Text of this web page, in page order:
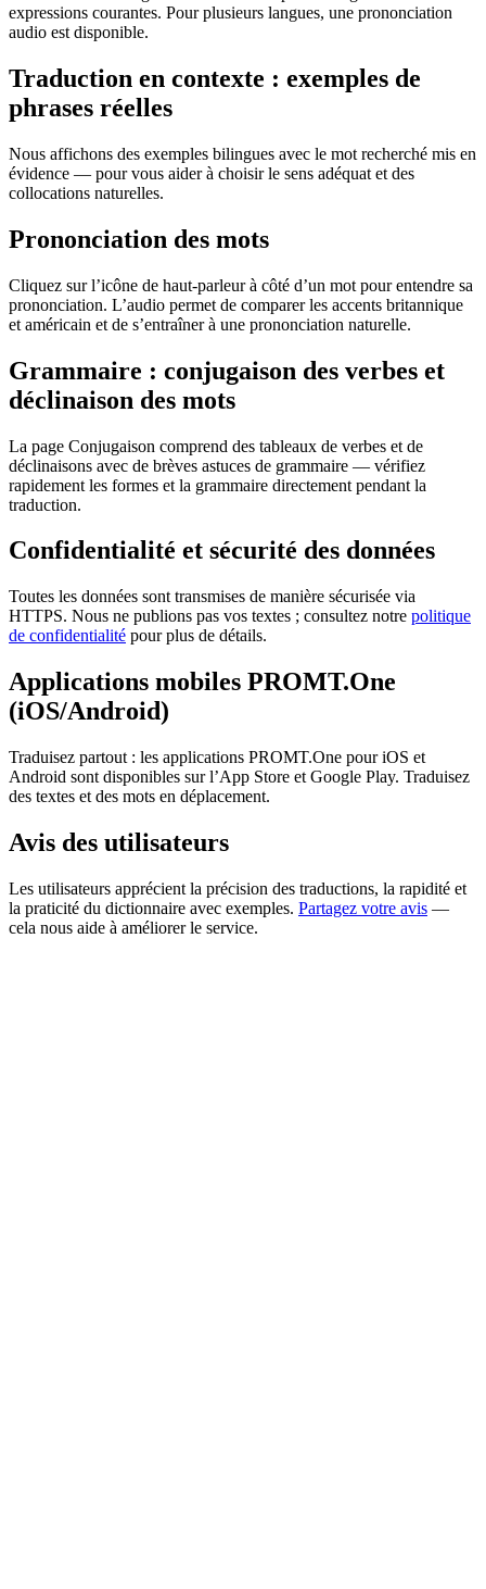
expressions courantes. Pour plusieurs langues, une prononciation
audio est disponible.
Traduction en contexte : exemples de
phrases réelles
Nous affichons des exemples bilingues avec le mot recherché mis en
évidence — pour vous aider à choisir le sens adéquat et des
collocations naturelles.
Prononciation des mots
Cliquez sur l’icône de haut-parleur à côté d’un mot pour entendre sa
prononciation. L’audio permet de comparer les accents britannique
et américain et de s’entraîner à une prononciation naturelle.
Grammaire : conjugaison des verbes et
déclinaison des mots
La page Conjugaison comprend des tableaux de verbes et de
déclinaisons avec de brèves astuces de grammaire — vérifiez
rapidement les formes et la grammaire directement pendant la
traduction.
Confidentialité et sécurité des données
Toutes les données sont transmises de manière sécurisée via
HTTPS. Nous ne publions pas vos textes ; consultez notre politique
de confidentialité pour plus de détails.
Applications mobiles PROMT.One
(iOS/Android)
Traduisez partout : les applications PROMT.One pour iOS et
Android sont disponibles sur l’App Store et Google Play. Traduisez
des textes et des mots en déplacement.
Avis des utilisateurs
Les utilisateurs apprécient la précision des traductions, la rapidité et
la praticité du dictionnaire avec exemples. Partagez votre avis —
cela nous aide à améliorer le service.